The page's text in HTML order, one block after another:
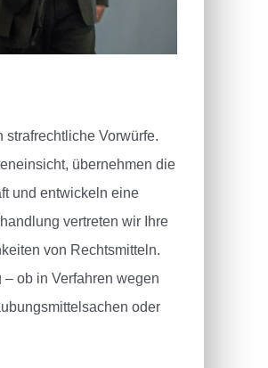
Vorwürfe.
übernehmen die
und entwickeln eine
vertreten wir Ihre
von Rechtsmitteln.
ob in Verfahren wegen
oder